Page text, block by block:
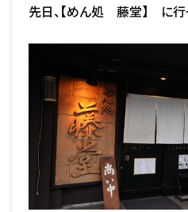
先日、【めん処 藤堂】 に行